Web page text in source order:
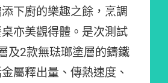
下廚的樂趣之餘，烹調
亦美觀得體。是次測試
及2款無琺瑯塗層的鑄鐵
屬釋出量、傳熱速度、